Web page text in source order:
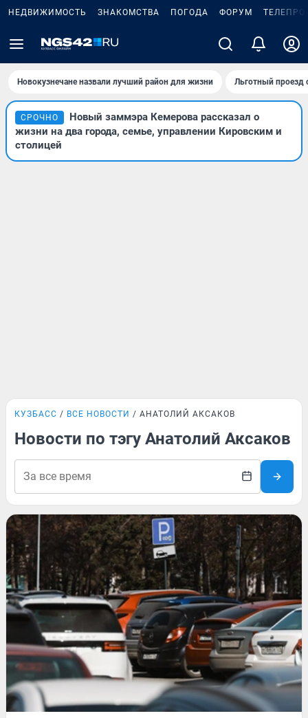
НЕДВИЖИМОСТЬ ЗНАКОМСТВА ПОГОДА ФОРУМ
Новокузнечане назвали лучший район для жизни Льготный проезд
СРОЧНО
Новый заммэра Кемерова рассказал о
жизни на два города, семье, управлении Кировским и
столицей
КУЗБАСС ВСЕ НОВОСТИ АНАТОЛИЙ АКСАКОВ
Новости по тэгу Анатолий Аксаков